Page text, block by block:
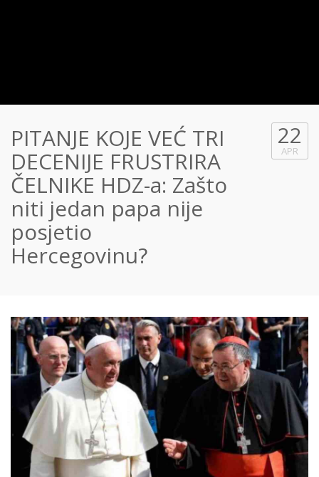
PITANJE KOJE VEĆ TRI
DECENIJE FRUSTRIRA
ČELNIKE HDZ-a: Zašto
niti jedan papa nije
posjetio
Hercegovinu?
22
APR